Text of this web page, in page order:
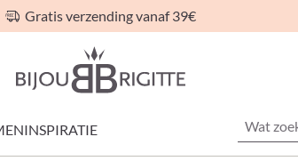
Gratis verzending vanaf 39€
INSPIRATIE